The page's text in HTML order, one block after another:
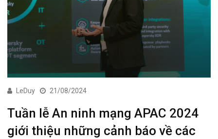
LeDuy 21/08/2024
Tuần lễ An ninh mạng APAC 2024
giới thiệu những cảnh báo về các